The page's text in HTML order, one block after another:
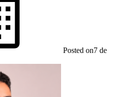
Posted on7 de